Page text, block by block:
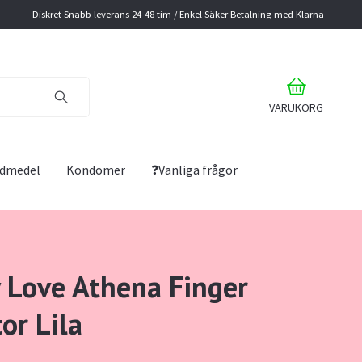
Diskret Snabb leverans 24-48 tim / Enkel Säker Betalning med Klarna
VARUKORG
Kondomer ❓Vanliga frågor
Athena Finger
Lila